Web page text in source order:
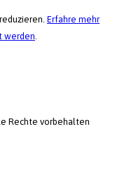
Erfahre mehr
werden
Rechte vorbehalten